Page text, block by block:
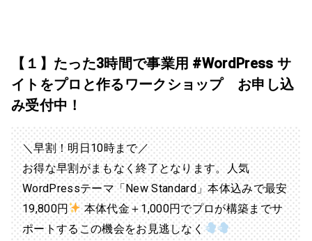
【１】たった3時間で事業用 #WordPress サ
イトをプロと作るワークショップ お申し込
み受付中！
＼早割！明日10時まで／
お得な早割がまもなく終了となります。人気
WordPressテーマ「New Standard」本体込みで最安
19,800円
本体代金＋1,000円でプロが構築までサ
ポートするこの機会をお見逃しなく